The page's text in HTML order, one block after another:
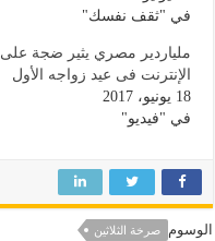
في "ثقف نفسك"
ملياردير مصري يثير ضجة على
الإنترنت فى عيد زواجه الأول
18 يونيو، 2017
في "فيديو"
الوسوم صرخة الثلاثين